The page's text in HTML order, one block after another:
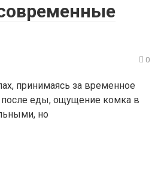
0
принимаясь за временное
после еды, ощущение комка в
но